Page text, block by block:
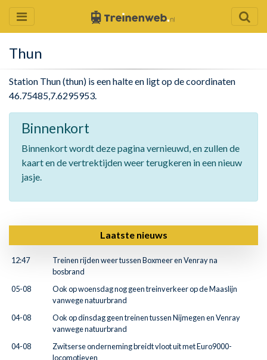
Thun
Station Thun (thun) is een halte en ligt op de coordinaten
46.75485,7.6295953.
Binnenkort
Binnenkort wordt deze pagina vernieuwd, en zullen de
kaart en de vertrektijden weer terugkeren in een nieuw
jasje.
Laatste nieuws
12:47
Treinen rijden weer tussen Boxmeer en Venray na
bosbrand
05-08
Ook op woensdag nog geen treinverkeer op de Maaslijn
vanwege natuurbrand
04-08
Ook op dinsdag geen treinen tussen Nijmegen en Venray
vanwege natuurbrand
04-08
Zwitserse onderneming breidt vloot uit met Euro9000-
locomotieven